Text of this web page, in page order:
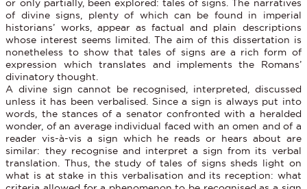
or only partially, been explored: tales of signs. The narratives
of divine signs, plenty of which can be found in imperial
historians’ works, appear as factual and plain descriptions
whose interest seems limited. The aim of this dissertation is
nonetheless to show that tales of signs are a rich form of
expression which translates and implements the Romans’
divinatory thought.
A divine sign cannot be recognised, interpreted, discussed
unless it has been verbalised. Since a sign is always put into
words, the stances of a senator confronted with a heralded
wonder, of an average individual faced with an omen and of a
reader vis-à-vis a sign which he reads or hears about are
similar: they recognise and interpret a sign from its verbal
translation. Thus, the study of tales of signs sheds light on
what is at stake in this verbalisation and its reception: what